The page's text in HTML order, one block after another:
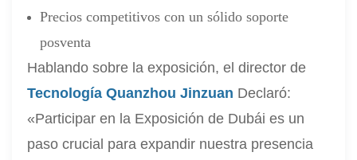
Precios competitivos con un sólido soporte
posventa
Hablando sobre la exposición, el director de
Tecnología Quanzhou Jinzuan Declaró:
«Participar en la Exposición de Dubái es un
paso crucial para expandir nuestra presencia